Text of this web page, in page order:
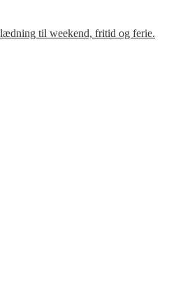
til weekend, fritid og ferie.